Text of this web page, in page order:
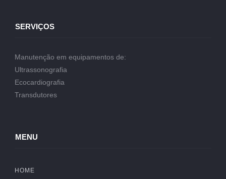
SERVIÇOS
Manutenção em equipamentos de:
Ultrassonografia
Ecocardiografia
Transdutores
MENU
HOME